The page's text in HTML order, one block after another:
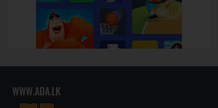
WWW.ADA.LK